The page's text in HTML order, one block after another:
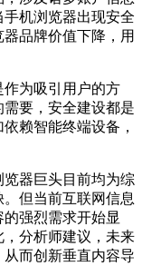
机浏览器出现安全
品牌价值下降，用
为吸引用户的方
要，安全建设都是
赖智能终端设备，
器巨头目前均为综
但当前互联网信息
强烈需求开始显
分析师建议，未来
而创新垂直内容导